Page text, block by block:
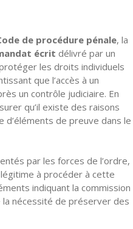
de procédure pénale, la
écrit délivré par un
les droits individuels
que l’accès à un
un contrôle judiciaire. En
qu’il existe des raisons
d’éléments de preuve dans le
par les forces de l’ordre,
à procéder à cette
indiquant la commission
la nécessité de préserver des